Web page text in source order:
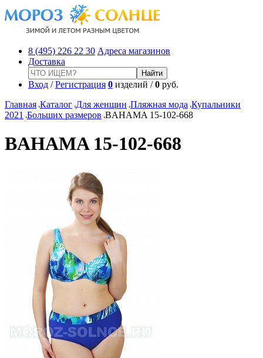
8 (495) 226 22 30 Адреса магазинов
Доставка
Вход /Регистрация 0 изделий /0 руб.
Главная Каталог Для женщин Пляжная мода Купальники
2021 Больших размеров BAHAMA 15-102-668
BAHAMA 15-102-668